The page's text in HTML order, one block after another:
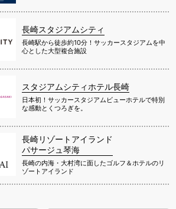
長崎スタジアムシティ
長崎駅から徒歩約10分！サッカースタジアムを中
心とした大型複合施設
スタジアムシティホテル長崎
日本初！サッカースタジアムビューホテルで特別
な感動とくつろぎを。
長崎リゾートアイランド
パサージュ琴海
長崎の内海・大村湾に面したゴルフ＆ホテルのリ
ゾートアイランド